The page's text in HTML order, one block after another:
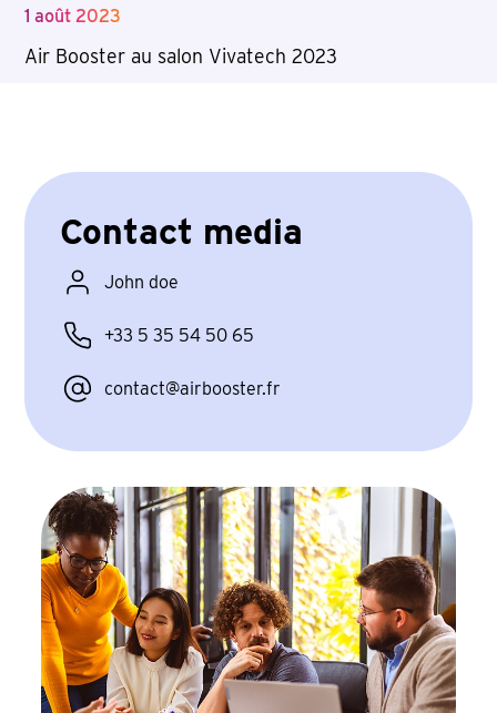
1 août 2023
Air Booster au salon Vivatech 2023
Contact media
John doe
+33 5 35 54 50 65
contact@airbooster.fr